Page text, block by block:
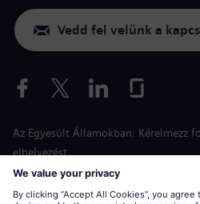
Vedd fel velünk a
Az Egyesült Államokban: Kérelmezz
elhelyezést
Esélyegyenlőség a jelentkezés során
siemens-energy.comGlobális